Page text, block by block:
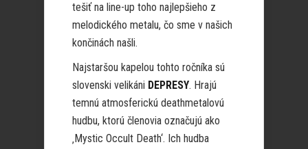
tešiť na line-up toho najlepšieho z
melodického metalu, čo sme v našich
končinách našli.
Najstaršou kapelou tohto ročníka sú
slovenski velikáni DEPRESY. Hrajú
temnú atmosferickú deathmetalovú
hudbu, ktorú členovia označujú ako
‚Mystic Occult Death‘. Ich hudba